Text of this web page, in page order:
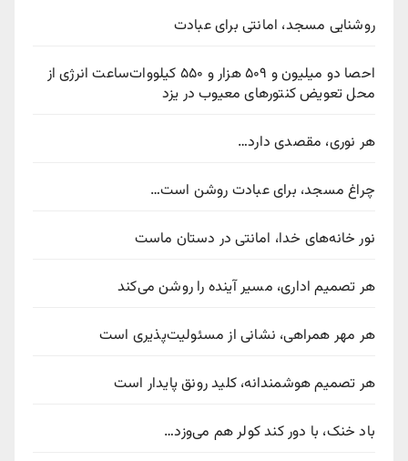
روشنایی مسجد، امانتی برای عبادت
احصا دو میلیون و ۵۰۹ هزار و ۵۵۰ کیلووات‌ساعت انرژی از
محل تعویض کنتورهای معیوب در یزد
هر نوری، مقصدی دارد…
چراغ مسجد، برای عبادت روشن است…
نور خانه‌های خدا، امانتی در دستان ماست
هر تصمیم اداری، مسیر آینده را روشن می‌کند
هر مهر همراهی، نشانی از مسئولیت‌پذیری است
هر تصمیم هوشمندانه، کلید رونق پایدار است
باد خنک، با دور کند کولر هم می‌وزد…